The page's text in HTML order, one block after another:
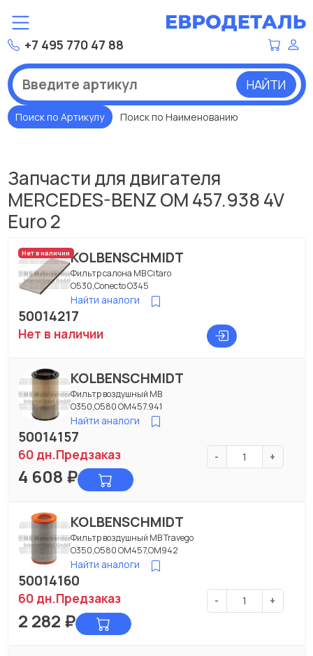
+7 495 770 47 88
НАЙТИ
Поиск по Артикулу Поиск по Наименованию
Запчасти для двигателя
MERCEDES-BENZ OM 457.938 4V
Euro 2
Нет в наличииKOLBENSCHMIDT
Фильтр салона МВ Citaro
O530,Conecto O345
Найти аналоги
50014217
Нет в наличии
KOLBENSCHMIDT
Фильтр воздушный МВ
О350,О580 ОМ457.941
Найти аналоги
50014157
60 дн.Предзаказ - +
4 608 ₽
KOLBENSCHMIDT
Фильтр воздушный МВ Travego
O350,O580 OM457,OM942
Найти аналоги
50014160
60 дн.Предзаказ - +
2 282 ₽